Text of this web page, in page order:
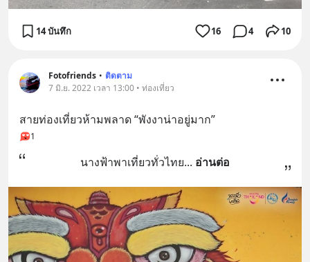
14 บันทึก 16 4 10
Fotofriends • ติดตาม
7 มิ.ย. 2022 เวลา 13:00 • ท่องเที่ยว
สายท่องเที่ยวห้ามพลาด “พังงาน่าอยู่มาก”
1
นางฟ้าพาเที่ยวทั่วไทย... อ่านต่อ